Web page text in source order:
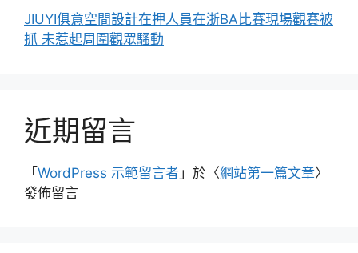
JIUYI俱意空間設計在押人員在浙BA比賽現場觀賽被
抓 未惹起周圍觀眾騷動
近期留言
「WordPress 示範留言者 」於〈網站第一篇文章〉
發佈留言